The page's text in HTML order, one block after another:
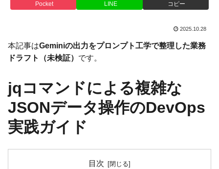
Pocket LINE コピー
2025.10.28
本記事はGeminiの出力をプロンプト工学で整理した業務
ドラフト（未検証） です。
jqコマンドによる複雑な
JSONデータ操作のDevOps
実践ガイド
目次